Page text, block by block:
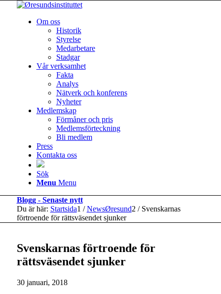
Om oss
Historik
Styrelse
Medarbetare
Stadgar
Vår verksamhet
Fakta
Analys
Nätverk och konferens
Nyheter
Medlemskap
Förmåner och pris
Medlemsförteckning
Bli medlem
Press
Kontakta oss
Sök
Menu Menu
Blogg - Senaste nytt
Du är här: Startsida1 / NewsØresund2 / Svenskarnas
förtroende för rättsväsendet sjunker
Svenskarnas förtroende för
rättsväsendet sjunker
30 januari, 2018